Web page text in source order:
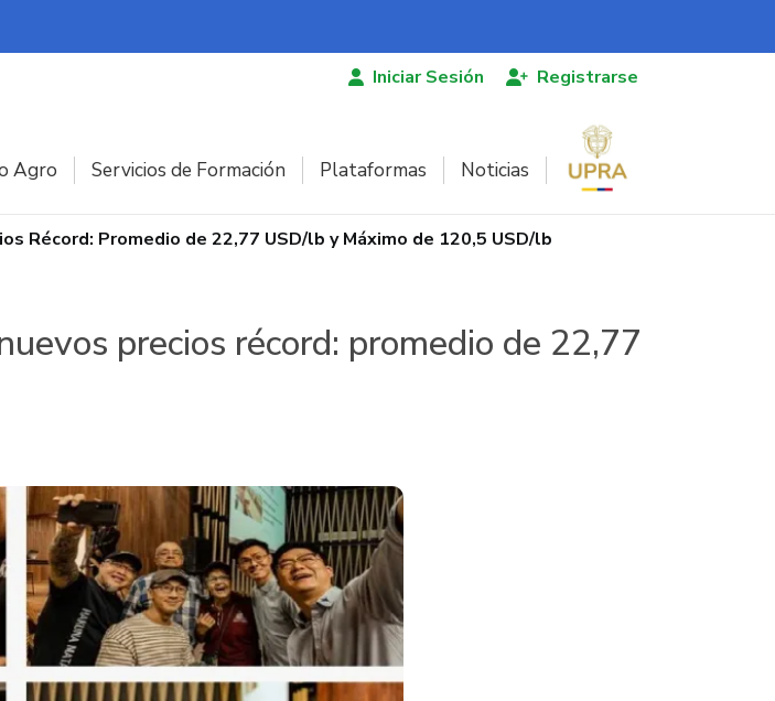
Iniciar Sesión Registrarse
Agro Servicios de Formación Plataformas Noticias
Récord: Promedio de 22,77 USD/lb y Máximo de 120,5 USD/lb
precios récord: promedio de 22,77